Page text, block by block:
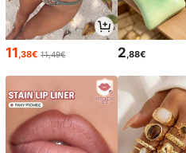
11,38€ 11,49€ 2,88€